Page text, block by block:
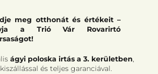
meg otthonát és értékeit –
a Trió Vár Rovarirtó
ágyi poloska irtás a 3. kerületben,
és teljes garanciával.